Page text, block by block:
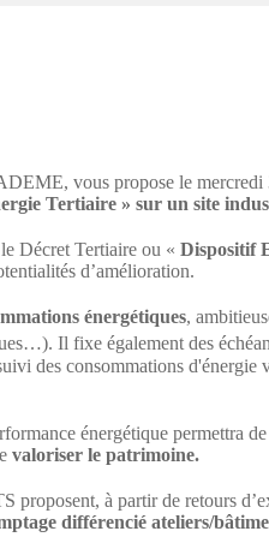
vous propose le
Tertiaire » sur un site
Décret Tertiaire ou « Dispositif
d’amélioration.
énergétiques,
Il fixe également des
des consommations d'énergie
énergétique permettra de
valoriser le patrimoine.
à partir de retours
différencié ateliers/